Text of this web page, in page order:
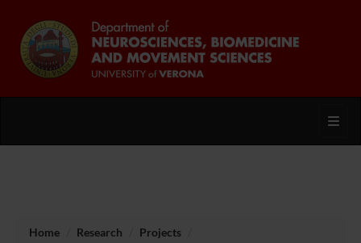
Home Research Projects